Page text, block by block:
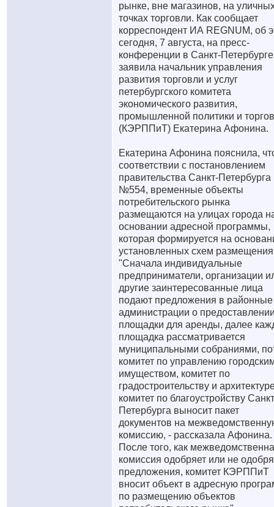
рынке, вне магазинов, на
точках торговли. Как сообщает
корреспондент ИА REGNUM, об
сегодня, 7 августа, на пресс-
конференции в Санкт-Петербурге
заявила начальник управления
развития торговли и услуг
петербургского комитета
экономического развития,
промышленной политики и
(КЭРППиТ) Екатерина Афонина.
Екатерина Афонина пояснила,
соответствии с постановлением
правительства Санкт-Петербурга
№554, временные объекты
потребительского рынка
размещаются на улицах города
основании адресной программы,
которая формируется на
установленных схем
"Сначала индивидуальные
предприниматели, организации
другие заинтересованные лица
подают предложения в районные
администрации о
площадки для аренды, далее
площадка рассматривается
муниципальными собраниями,
комитет по управлению
имуществом, комитет по
градостроительству и
комитет по благоустройству
Петербурга выносит пакет
документов на
комиссию, - рассказала Афонина.
После того, как
комиссия одобряет или не
предложения, комитет КЭРППиТ
вносит объект в адресную
по размещению объектов